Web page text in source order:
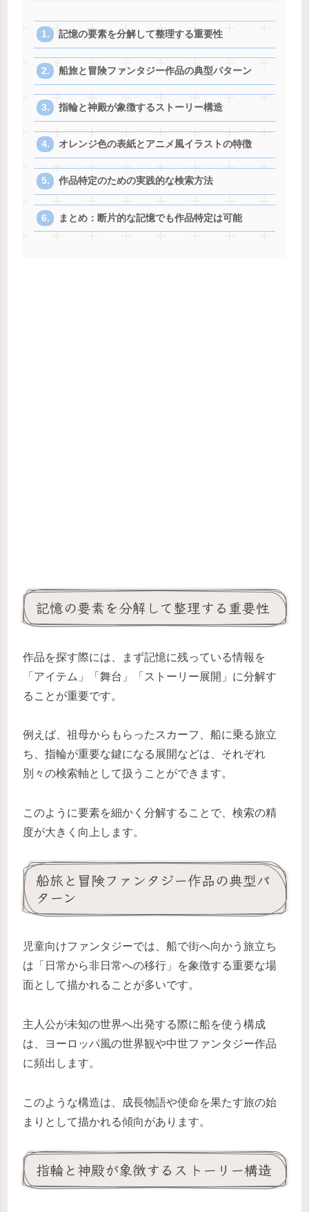
記憶の要素を分解して整理する重要性
船旅と冒険ファンタジー作品の典型パターン
指輪と神殿が象徴するストーリー構造
オレンジ色の表紙とアニメ風イラストの特徴
作品特定のための実践的な検索方法
まとめ：断片的な記憶でも作品特定は可能
記憶の要素を分解して整理する重要性
作品を探す際には、まず記憶に残っている情報を
「アイテム」「舞台」「ストーリー展開」に分解す
ることが重要です。
例えば、祖母からもらったスカーフ、船に乗る旅立
ち、指輪が重要な鍵になる展開などは、それぞれ
別々の検索軸として扱うことができます。
このように要素を細かく分解することで、検索の精
度が大きく向上します。
船旅と冒険ファンタジー作品の典型パ
ターン
児童向けファンタジーでは、船で街へ向かう旅立ち
は「日常から非日常への移行」を象徴する重要な場
面として描かれることが多いです。
主人公が未知の世界へ出発する際に船を使う構成
は、ヨーロッパ風の世界観や中世ファンタジー作品
に頻出します。
このような構造は、成長物語や使命を果たす旅の始
まりとして描かれる傾向があります。
指輪と神殿が象徴するストーリー構造